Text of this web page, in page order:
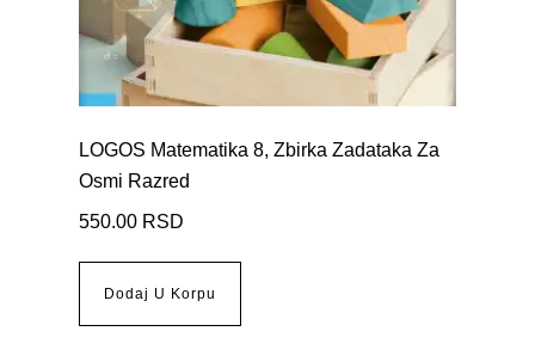
LOGOS Matematika 8, Zbirka Zadataka Za
Osmi Razred
550.00 RSD
Dodaj U Korpu